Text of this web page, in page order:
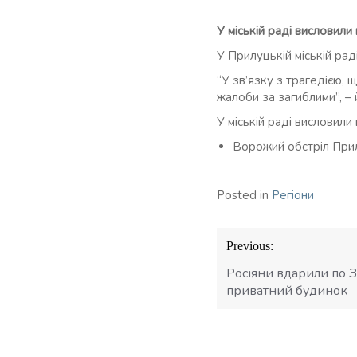
У міській раді
У Прилуцькій міській раді
“У зв’язку з
жалоби за загиблими”, –
У міській раді
Ворожий обстріл
Posted in Регіони
Навігація
записів
Previous:
Росіяни вдарили
приватний будинок